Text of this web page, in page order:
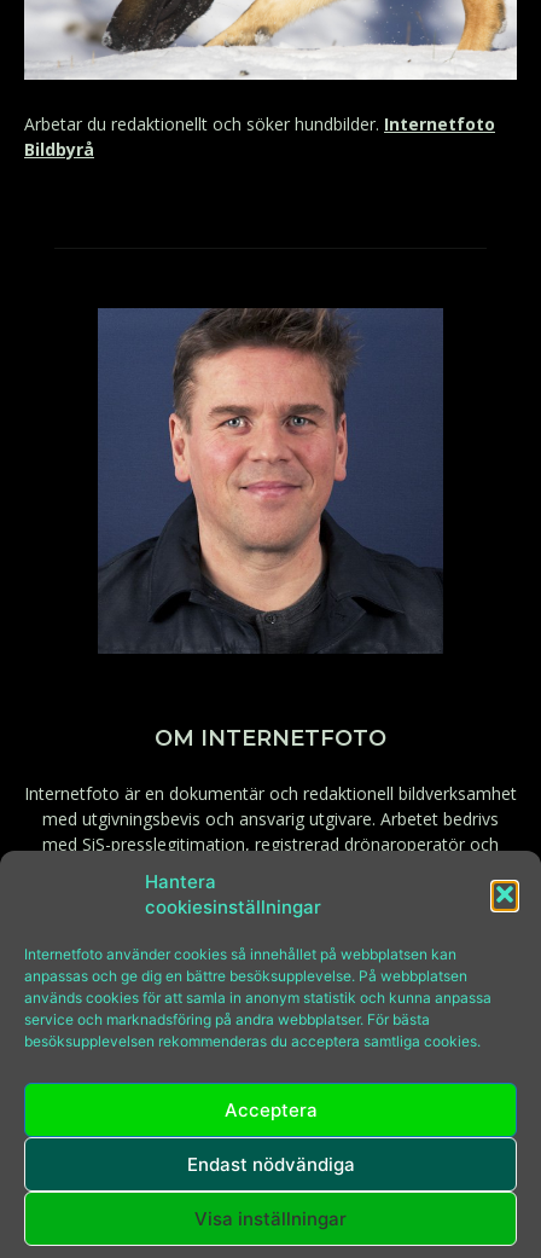
Hantera
cookiesinställningar
Internetfoto använder cookies så innehållet på webbplatsen kan
anpassas och ge dig en bättre besöksupplevelse. På webbplatsen
används cookies för att samla in anonym statistik och kunna anpassa
service och marknadsföring på andra webbplatser. För bästa
besöksupplevelsen rekommenderas du acceptera samtliga cookies.
Acceptera
Endast nödvändiga
Visa inställningar
Arbetar du redaktionellt och söker hundbilder. Internetfoto
Bildbyrå
OM INTERNETFOTO
Internetfoto är en dokumentär och redaktionell bildverksamhet
med utgivningsbevis och ansvarig utgivare. Arbetet bedrivs
med SiS-presslegitimation, registrerad drönaroperatör och
behörig fjärrpilot. Godkänd för F-skatt.
Kontakt:bilder@internetfoto.se
FÖLJ INTERNETFOTO
© Copyright Internetfoto 2009-2026
08-646 97 70
E-post:bilder@internetfoto.se